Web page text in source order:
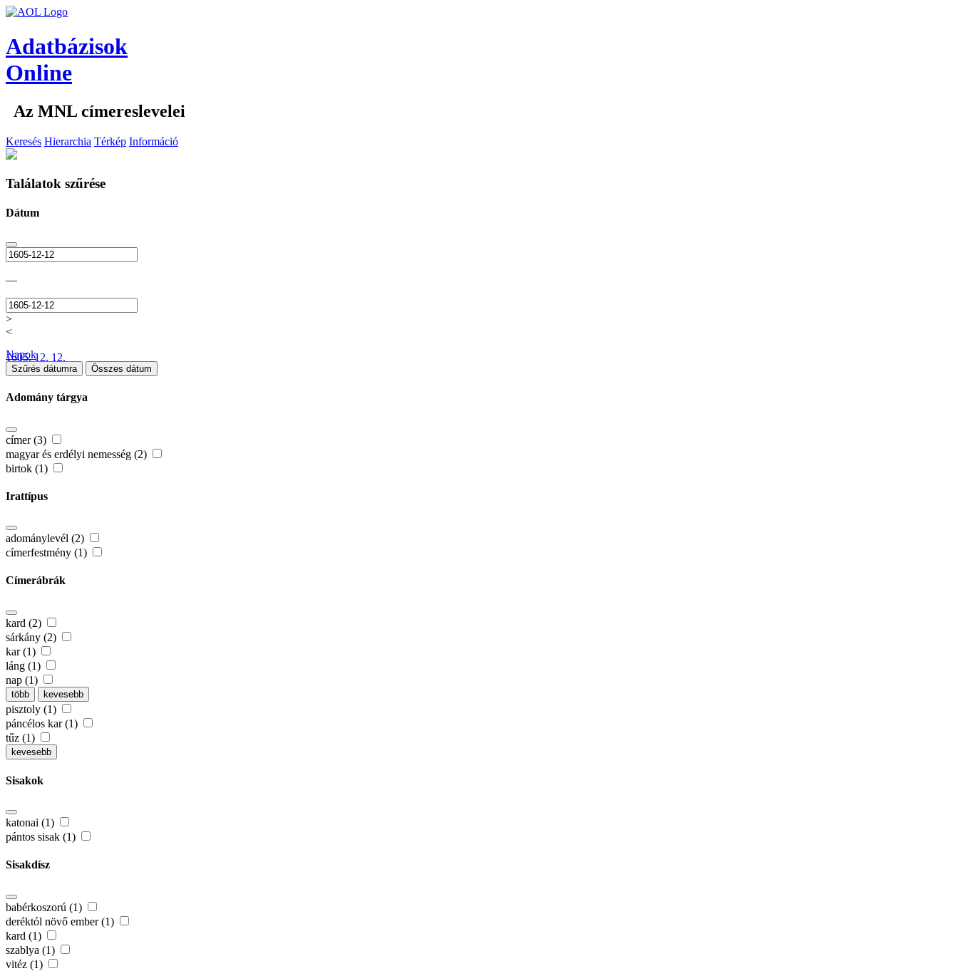
Adatbázisok
Online
Az MNL címereslevelei
Keresés Hierarchia Térkép Információ
Találatok szűrése
Dátum
—
>
<
1605. 12. 12.
Napok
Szűrés dátumra Összes dátum
Adomány tárgya
címer (3)
magyar és erdélyi nemesség (2)
birtok (1)
Irattípus
adománylevél (2)
címerfestmény (1)
Címerábrák
kard (2)
sárkány (2)
kar (1)
láng (1)
nap (1)
több kevesebb
pisztoly (1)
páncélos kar (1)
tűz (1)
kevesebb
Sisakok
katonai (1)
pántos sisak (1)
Sisakdísz
babérkoszorú (1)
deréktól növő ember (1)
kard (1)
szablya (1)
vitéz (1)